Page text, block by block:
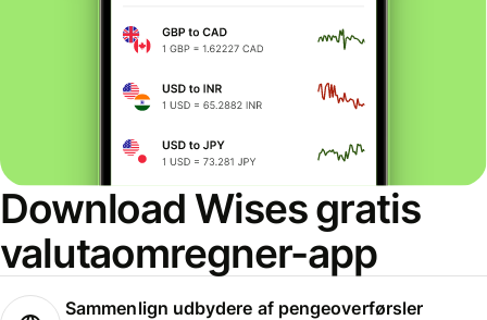
Download Wises gratis
valutaomregner-app
Sammenlign udbydere af pengeoverførsler